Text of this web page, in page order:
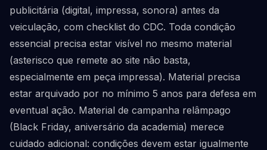
publicitária (digital, impressa, sonora) antes da
veiculação, com checklist do CDC. Toda condição
essencial precisa estar visível no mesmo material
(asterisco que remete ao site não basta,
especialmente em peça impressa). Material precisa
estar arquivado por no mínimo 5 anos para defesa em
eventual ação. Material de campanha relâmpago
(Black Friday, aniversário da academia) merece
cuidado adicional: condições devem estar igualmente